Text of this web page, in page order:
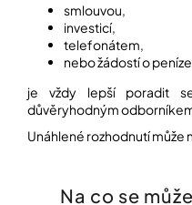
smlouvou,
investicí,
telefonátem,
nebo žádostí o
je vždy lepší poradit
důvěryhodným
Unáhlené rozhodnutí může
Na co se